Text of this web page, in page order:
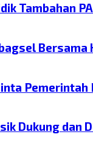
Tambahan
Bersama
Pemerintah
Dukung dan